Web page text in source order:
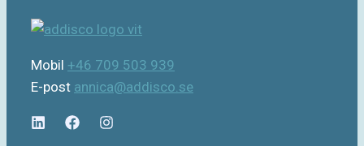
Mobil +46 709 503 939
E-post annica@addisco.se